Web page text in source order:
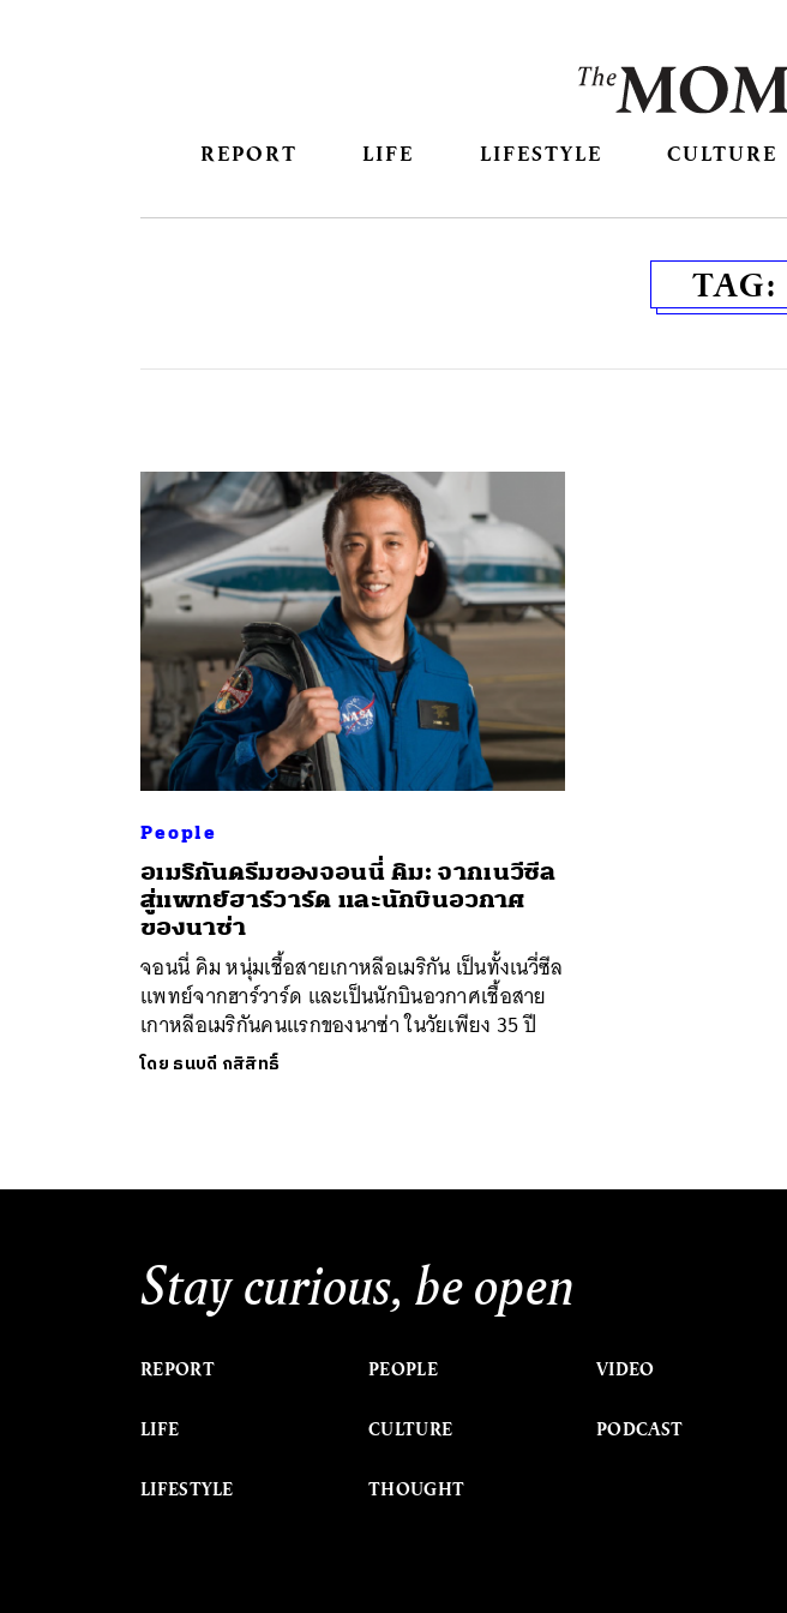
REPORT LIFE LIFESTYLE CULTURE
TAG:
People
อเมริกันดรีมของจอนนี่ คิม: จากเนวีซีล
สู่แพทย์ฮาร์วาร์ด และนักบินอวกาศ
ของนาซ่า
จอนนี่ คิม หนุ่มเชื้อสายเกาหลีอเมริกัน เป็นทั้งเนวี่ซีล
แพทย์จากฮาร์วาร์ด และเป็นนักบินอวกาศเชื้อสาย
เกาหลีอเมริกันคนแรกของนาซ่า ในวัยเพียง 35 ปี
โดย ธนบดี กสิสิทธิ์
Stay curious, be open
REPORT
LIFE
LIFESTYLE
PEOPLE
CULTURE
THOUGHT
VIDEO
PODCAST